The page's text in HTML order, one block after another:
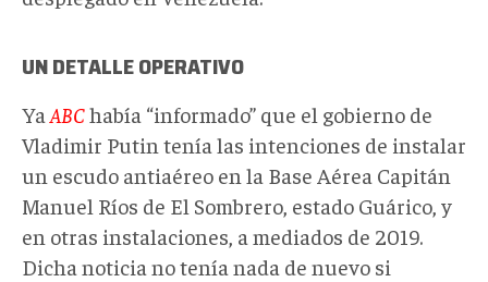
UN DETALLE OPERATIVO
Ya ABChabía “informado” que el gobierno de
Vladimir Putin tenía las intenciones de instalar
un escudo antiaéreo en la Base Aérea Capitán
Manuel Ríos de El Sombrero, estado Guárico, y
en otras instalaciones, a mediados de 2019.
Dicha noticia no tenía nada de nuevo si